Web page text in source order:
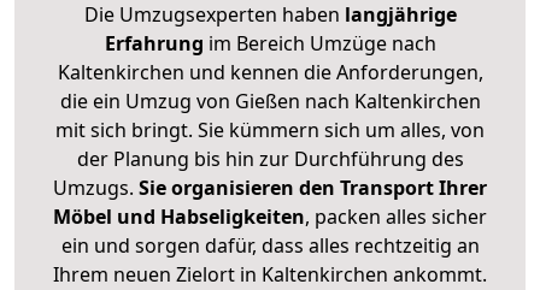
Die Umzugsexperten haben langjährige
Erfahrung im Bereich Umzüge nach
Kaltenkirchen und kennen die Anforderungen,
die ein Umzug von Gießen nach Kaltenkirchen
mit sich bringt. Sie kümmern sich um alles, von
der Planung bis hin zur Durchführung des
Umzugs. Sie organisieren den Transport Ihrer
Möbel und Habseligkeiten, packen alles sicher
ein und sorgen dafür, dass alles rechtzeitig an
Ihrem neuen Zielort in Kaltenkirchen ankommt.